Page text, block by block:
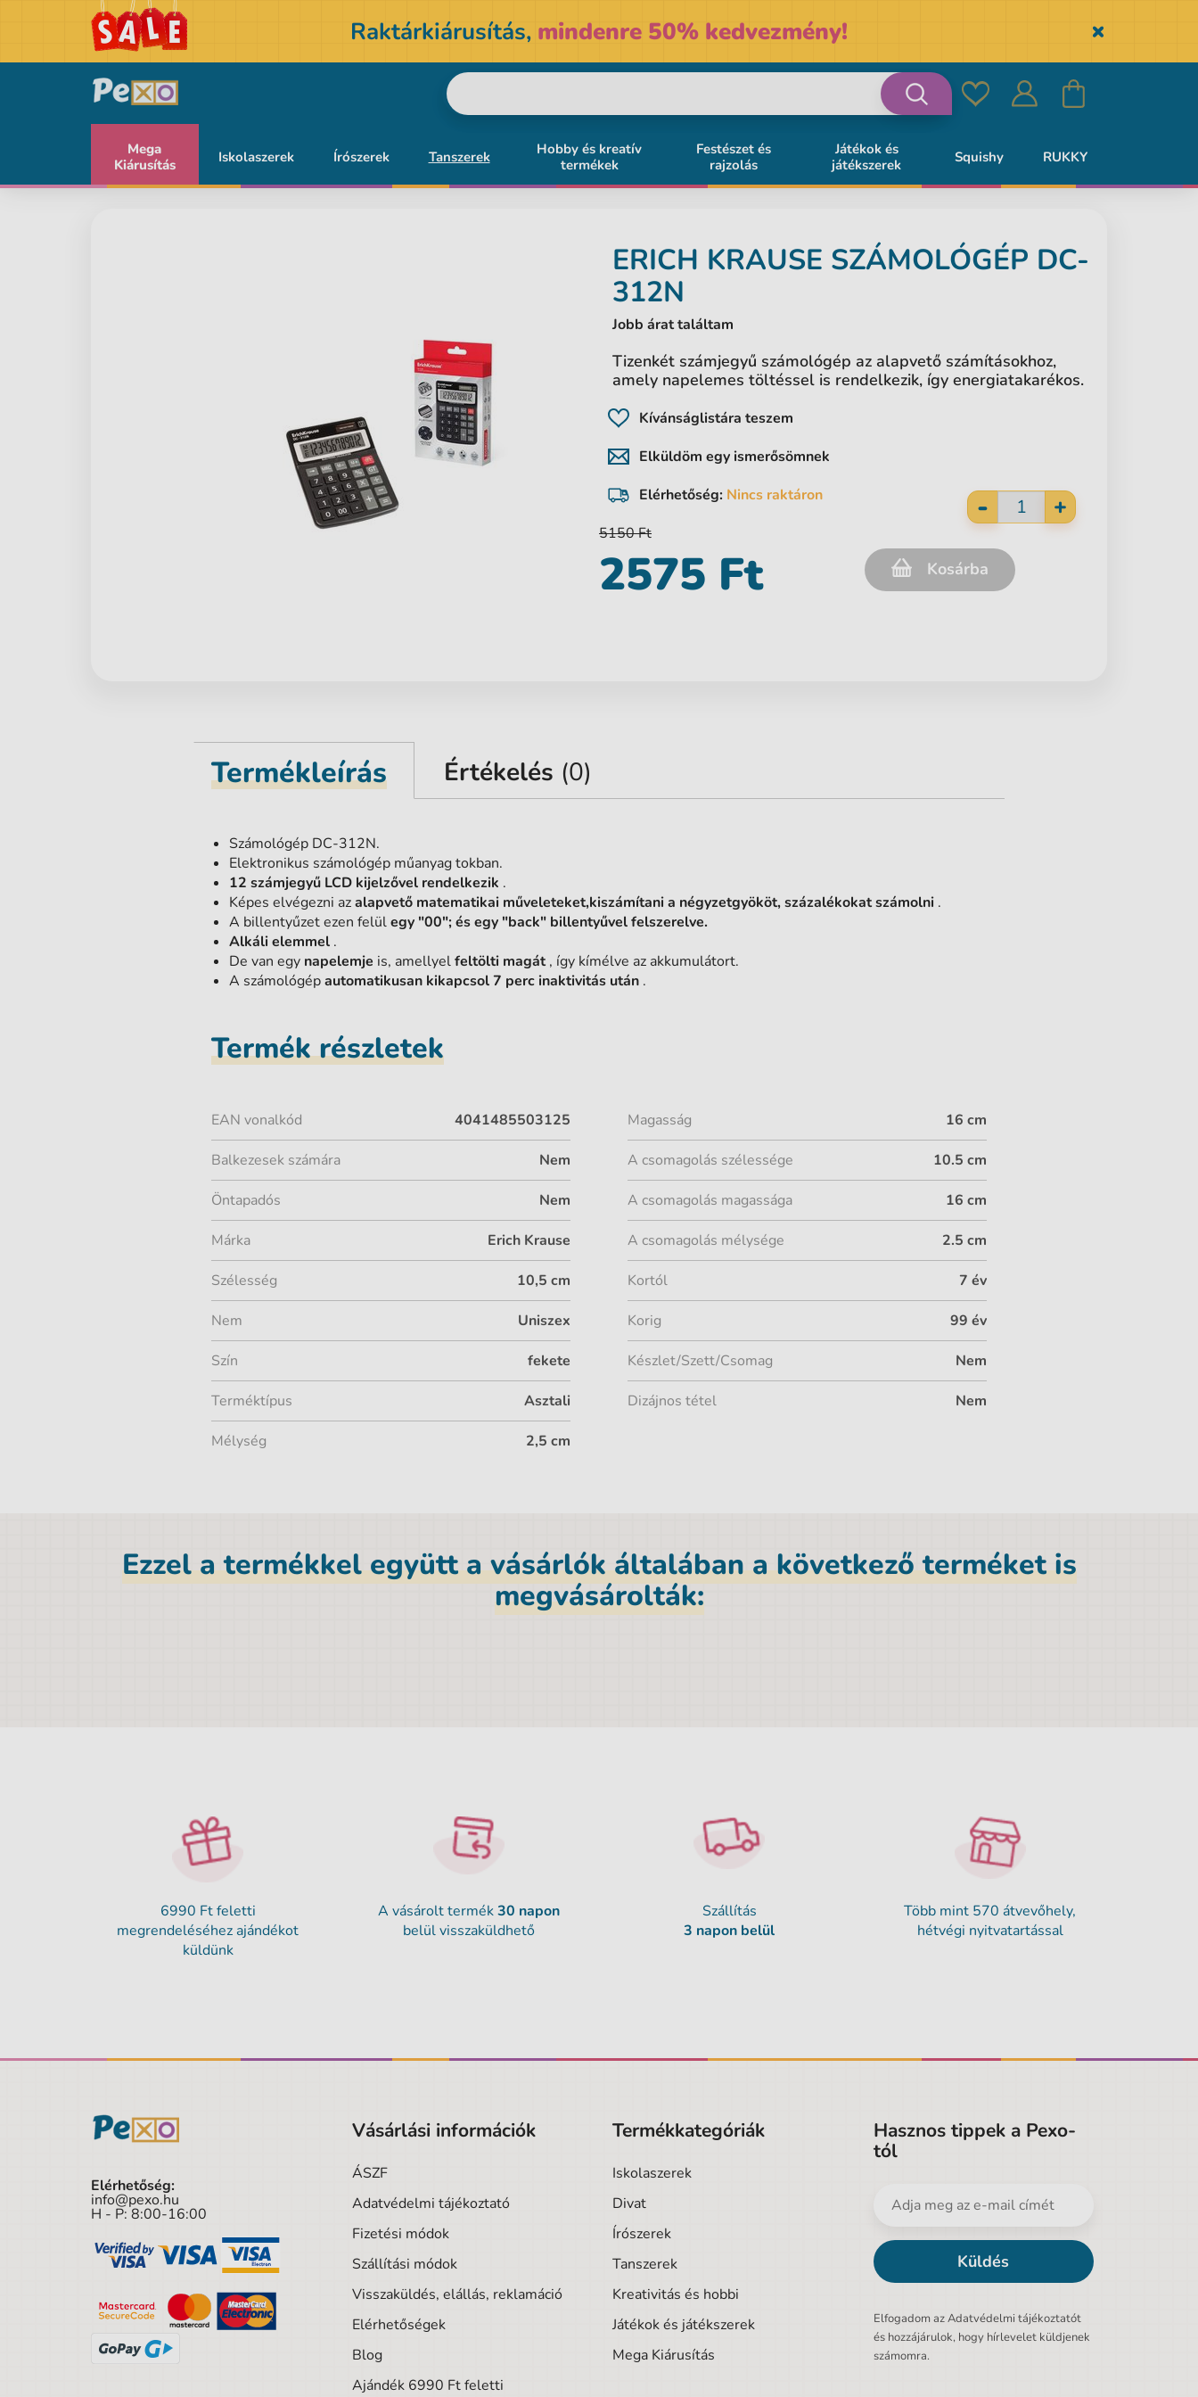
Raktárkiárusítás, mindenre 50% kedvezmény! Skryť
KedvencekBejelentkezés
Kosár
Mega
Kiárusítás
Iskolaszerek Írószerek Tanszerek
Hobby és kreatív
termékek
Festészet és
rajzolás
Játékok és
játékszerek
Squishy RUKKY
ERICH KRAUSE SZÁMOLÓGÉP DC-
312N
Jobb árat találtam
Tizenkét számjegyű számológép az alapvető számításokhoz,
amely napelemes töltéssel is rendelkezik, így energiatakarékos.
Kívánságlistára teszem
Elküldöm egy ismerősömnek
Elérhetőség: Nincs raktáron - +
5150 Ft
2575 Ft Kosárba
Termékleírás Értékelés (0)
Számológép DC-312N.
Elektronikus számológép műanyag tokban.
12 számjegyű LCD kijelzővel rendelkezik .
Képes elvégezni azalapvető matematikai műveleteket,kiszámítani a négyzetgyököt, százalékokat számolni .
A billentyűzet ezen felülegy "00"; és egy "back" billentyűvel felszerelve.
Alkáli elemmel .
De van egy napelemje is, amellyelfeltölti magát, így kímélve az akkumulátort.
A számológépautomatikusan kikapcsol 7 perc inaktivitás után .
Termék részletek
EAN vonalkód 4041485503125
Balkezesek számára Nem
Öntapadós Nem
Márka Erich Krause
Szélesség 10,5 cm
Nem Uniszex
Szín fekete
Terméktípus Asztali
Mélység 2,5 cm
Magasság 16 cm
A csomagolás szélessége 10.5 cm
A csomagolás magassága 16 cm
A csomagolás mélysége 2.5 cm
Kortól 7 év
Korig 99 év
Készlet/Szett/Csomag Nem
Dizájnos tétel Nem
Ezzel a termékkel együtt a vásárlók általában a következő terméket is
megvásárolták:
6990 Ft feletti
megrendeléséhez ajándékot
küldünk
A vásárolt termék30 napon
belül visszaküldhető
Szállítás
3 napon belül
Több mint 570 átvevőhely,
hétvégi nyitvatartással
Elérhetőség:
info@pexo.hu
H - P: 8:00-16:00
Vásárlási információk
ÁSZF
Adatvédelmi tájékoztató
Fizetési módok
Szállítási módok
Visszaküldés, elállás, reklamáció
Elérhetőségek
Blog
Ajándék 6990 Ft feletti
Termékkategóriák
Iskolaszerek
Divat
Írószerek
Tanszerek
Kreativitás és hobbi
Játékok és játékszerek
Mega Kiárusítás
Hasznos tippek a Pexo-
tól
Küldés
Elfogadom az Adatvédelmi tájékoztatót
és hozzájárulok, hogy hírlevelet küldjenek
számomra.